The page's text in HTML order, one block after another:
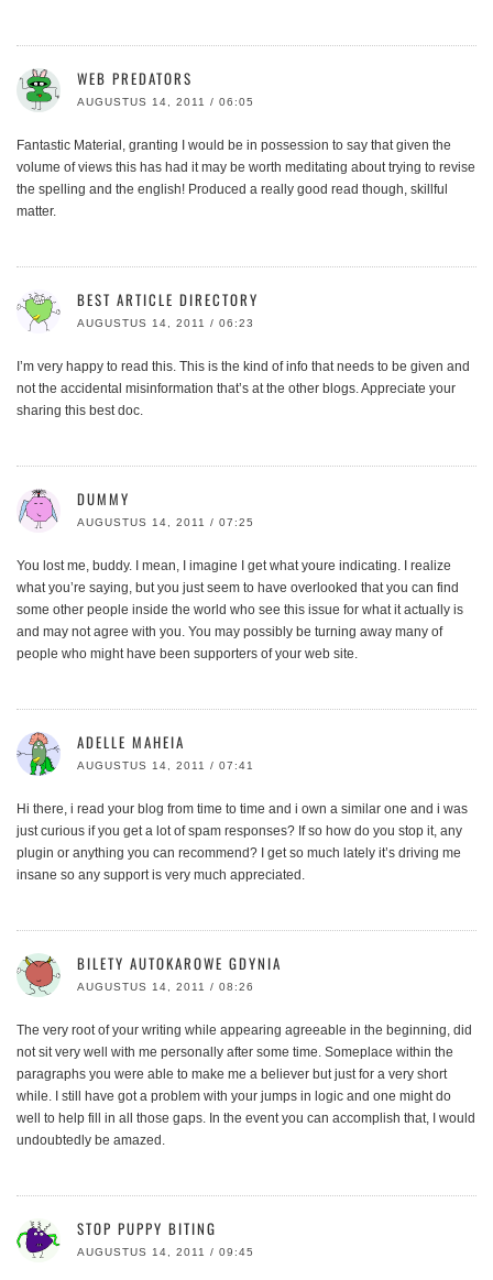
WEB PREDATORS
AUGUSTUS 14, 2011 / 06:05
Fantastic Material, granting I would be in possession to say that given the
volume of views this has had it may be worth meditating about trying to revise
the spelling and the english! Produced a really good read though, skillful
matter.
BEST ARTICLE DIRECTORY
AUGUSTUS 14, 2011 / 06:23
I’m very happy to read this. This is the kind of info that needs to be given and
not the accidental misinformation that’s at the other blogs. Appreciate your
sharing this best doc.
DUMMY
AUGUSTUS 14, 2011 / 07:25
You lost me, buddy. I mean, I imagine I get what youre indicating. I realize
what you’re saying, but you just seem to have overlooked that you can find
some other people inside the world who see this issue for what it actually is
and may not agree with you. You may possibly be turning away many of
people who might have been supporters of your web site.
ADELLE MAHEIA
AUGUSTUS 14, 2011 / 07:41
Hi there, i read your blog from time to time and i own a similar one and i was
just curious if you get a lot of spam responses? If so how do you stop it, any
plugin or anything you can recommend? I get so much lately it’s driving me
insane so any support is very much appreciated.
BILETY AUTOKAROWE GDYNIA
AUGUSTUS 14, 2011 / 08:26
The very root of your writing while appearing agreeable in the beginning, did
not sit very well with me personally after some time. Someplace within the
paragraphs you were able to make me a believer but just for a very short
while. I still have got a problem with your jumps in logic and one might do
well to help fill in all those gaps. In the event you can accomplish that, I would
undoubtedly be amazed.
STOP PUPPY BITING
AUGUSTUS 14, 2011 / 09:45